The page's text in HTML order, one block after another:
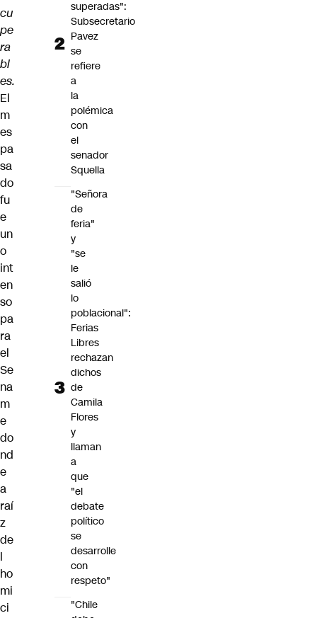
cu
pe
ra
bl
es.
El
m
es
pa
sa
do
fu
e
un
o
int
en
so
pa
ra
el
Se
na
m
e
do
nd
e
a
raí
z
de
l
ho
mi
ci
superadas":
Subsecretario
Pavez
se
refiere
a
la
polémica
con
el
senador
Squella
"Señora
de
feria"
y
"se
le
salió
lo
poblacional":
Ferias
Libres
rechazan
dichos
de
Camila
Flores
y
llaman
a
que
"el
debate
político
se
desarrolle
con
respeto"
"Chile